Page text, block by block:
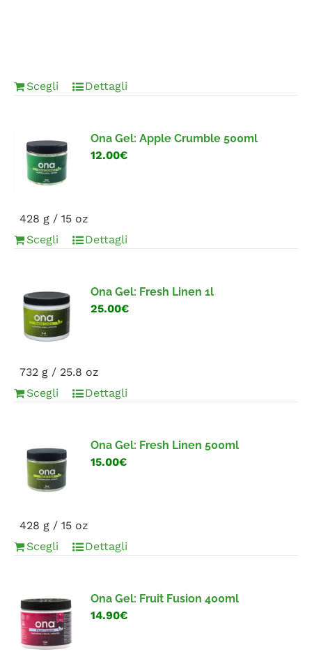
Scegli Dettagli
Ona Gel: Apple Crumble 500ml
12.00€
428 g / 15 oz
Scegli
Dettagli
Ona Gel: Fresh Linen 1l
25.00€
732 g / 25.8 oz
Scegli
Dettagli
Ona Gel: Fresh Linen 500ml
15.00€
428 g / 15 oz
Scegli
Dettagli
Ona Gel: Fruit Fusion 400ml
14.90€